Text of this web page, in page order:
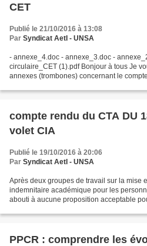
CET
Publié le 21/10/2016 à 13:08
Par Syndicat AetI - UNSA
- annexe_4.doc - annexe_3.doc - annexe_2.doc - annexe_1.doc -
circulaire_CET (1).pdf Bonjour à tous Je
annexes (trombones) concernant le
compte rendu du CTA DU
volet CIA
Publié le 19/10/2016 à 20:06
Par Syndicat AetI - UNSA
Après deux groupes de travail sur la mise
indemnitaire académique pour les
abouti à aucune proposition acceptable
PPCR : comprendre les